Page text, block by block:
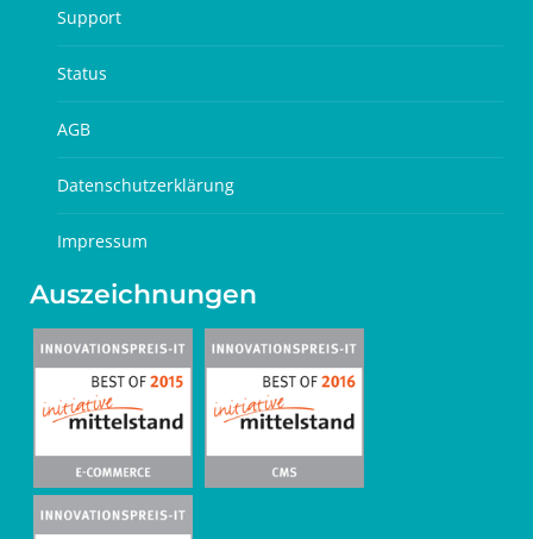
Support
Status
AGB
Datenschutzerklärung
Impressum
Auszeichnungen